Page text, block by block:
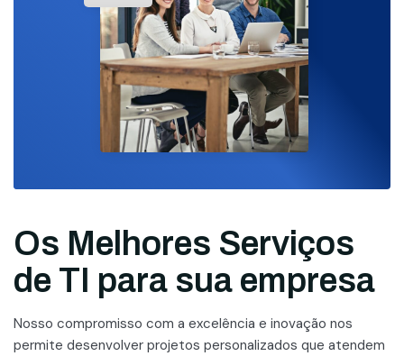
Os Melhores Serviços
de TI para sua empresa
Nosso compromisso com a excelência e inovação nos
permite desenvolver projetos personalizados que atendem